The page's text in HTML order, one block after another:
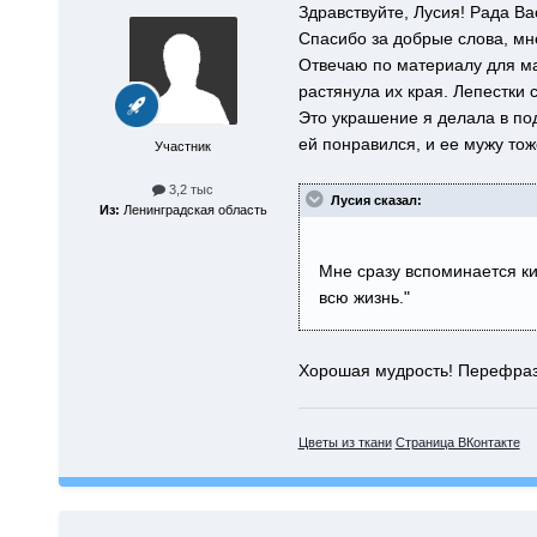
Участник
3,2 тыс
Из: Ленинградская область
Здравствуйте, Лусия! Рада
Спасибо за добрые слова,
Отвечаю по материалу для
растянула их края. Лепестки
Это украшение я делала в
ей понравился, и ее мужу
Лусия сказал:
Мне сразу вспоминается
всю жизнь."
Хорошая мудрость!
Цветы из ткани Страница ВКонтакте